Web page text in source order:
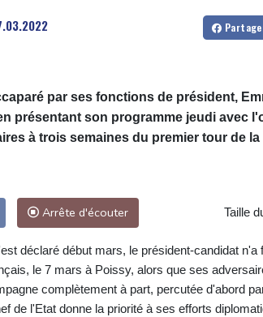
par ses fonctions de président,
présentant son programme jeudi avec
à trois semaines du premier tour de
Arrête d'écouter Taille
déclaré début mars, le président-candidat n'a
le 7 mars à Poissy, alors que ses
complètement à part, percutée d'abord
de l'Etat donne la priorité à ses efforts